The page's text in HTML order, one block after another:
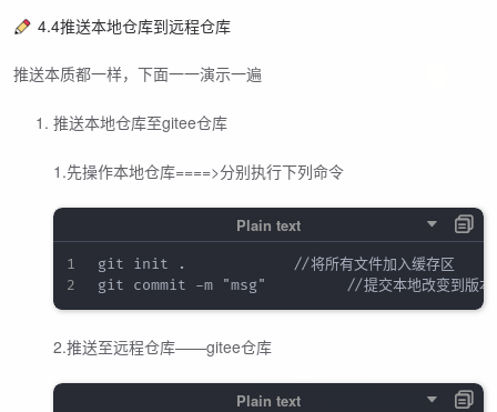
4.4推送本地仓库到远程仓库
推送本质都一样，下面一一演示一遍
推送本地仓库至gitee仓库
1.先操作本地仓库====>分别执行下列命令
git init .      			//将所有文件加入缓存区
2.推送至远程仓库——gitee仓库